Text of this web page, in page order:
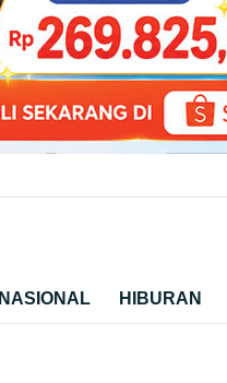
NASIONAL HIBURAN